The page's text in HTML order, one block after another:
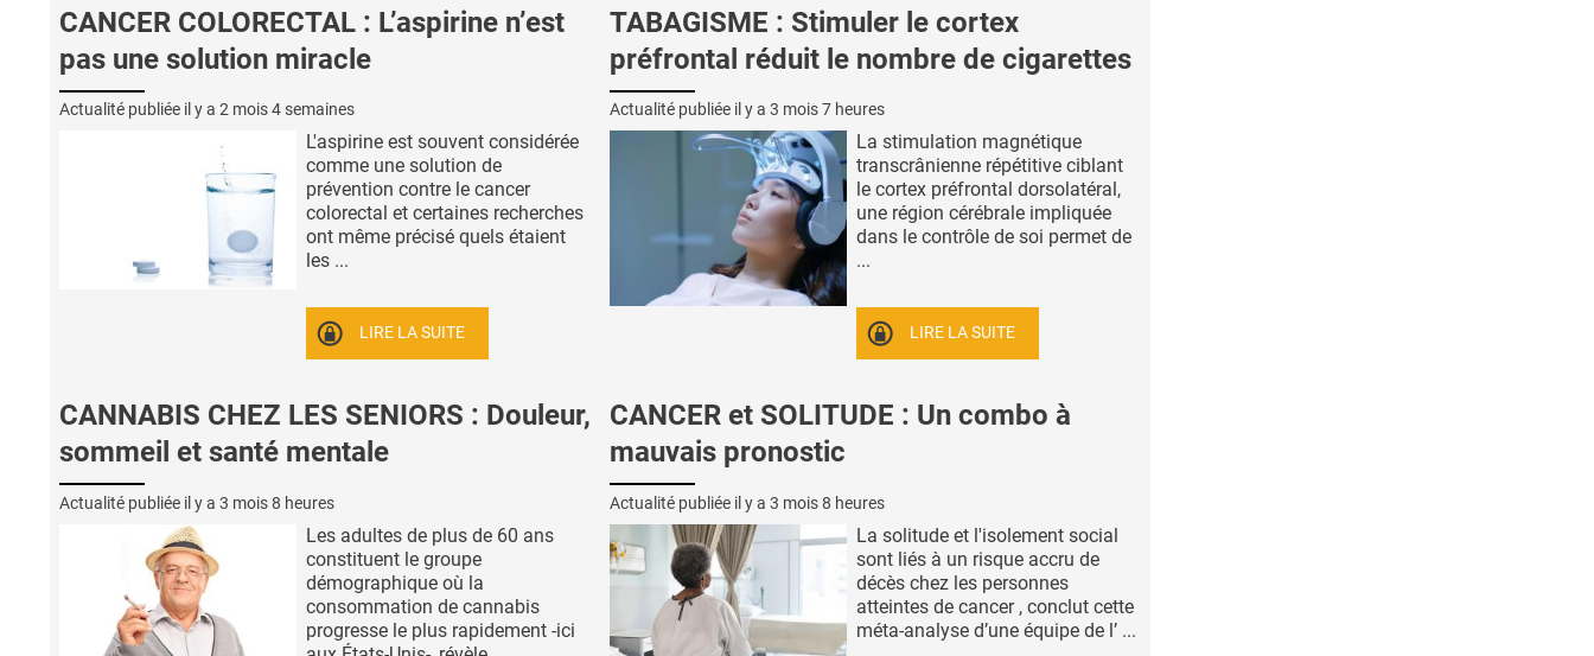
CANCER COLORECTAL : L’aspirine n’est
pas une solution miracle
Actualité publiée il y a 2 mois 4 semaines
L'aspirine est souvent considérée
comme une solution de
prévention contre le cancer
colorectal et certaines recherches
ont même précisé quels étaient
les ...
LIRE LA SUITE
TABAGISME : Stimuler le cortex
préfrontal réduit le nombre de cigarettes
Actualité publiée il y a 3 mois 7 heures
La stimulation magnétique
transcrânienne répétitive ciblant
le cortex préfrontal dorsolatéral,
une région cérébrale impliquée
dans le contrôle de soi permet de
...
LIRE LA SUITE
CANNABIS CHEZ LES SENIORS : Douleur,
sommeil et santé mentale
Actualité publiée il y a 3 mois 8 heures
Les adultes de plus de 60 ans
constituent le groupe
démographique où la
consommation de cannabis
progresse le plus rapidement -ici
CANCER et SOLITUDE : Un combo à
mauvais pronostic
Actualité publiée il y a 3 mois 8 heures
La solitude et l'isolement social
sont liés à un risque accru de
décès chez les personnes
atteintes de cancer , conclut cette
méta-analyse d’une équipe de l’ ...